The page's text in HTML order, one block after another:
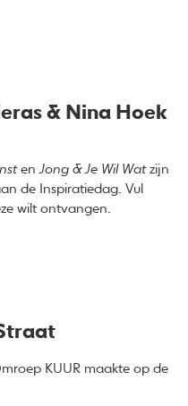
& Nina Hoek
en Jong & Je Wil Watzijn
de Inspiratiedag. Vul
wilt ontvangen.
KUUR maakte op de